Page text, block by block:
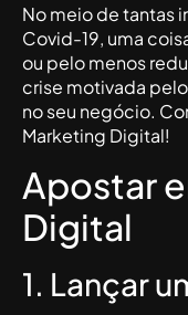
No meio de tantas
Covid-19, uma
ou pelo menos
crise motivada
no seu negócio.
Marketing Digital!
Apostar
Digital
1. Lançar